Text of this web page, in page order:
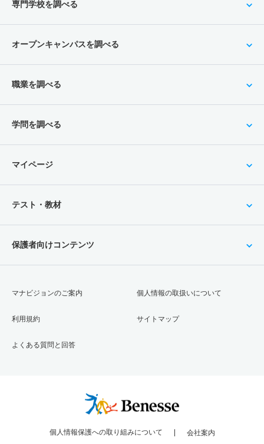
専門学校を調べる
オープンキャンパスを調べる
職業を調べる
学問を調べる
マイページ
テスト・教材
保護者向けコンテンツ
マナビジョンのご案内
利用規約
よくある質問と回答
個人情報の取扱いについて
サイトマップ
個人情報保護への取り組みについて 会社案内